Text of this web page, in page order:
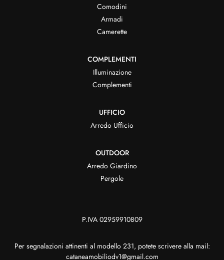
Comodini
Armadi
Camerette
COMPLEMENTI
Illuminazione
Complementi
UFFICIO
Arredo Ufficio
OUTDOOR
Arredo Giardino
Pergole
P.IVA 02959910809
Per segnalazioni attinenti al modello 231, potete scrivere alla mail:
cataneamobiliodv1@gmail.com